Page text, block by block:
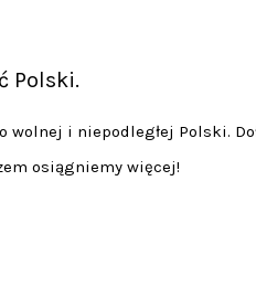
Polski.
i niepodległej Polski.
osiągniemy więcej!